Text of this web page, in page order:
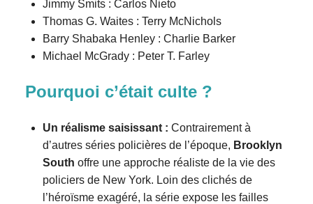
Jimmy Smits : Carlos Nieto
Thomas G. Waites : Terry McNichols
Barry Shabaka Henley : Charlie Barker
Michael McGrady : Peter T. Farley
Pourquoi c’était culte ?
Un réalisme saisissant : Contrairement à
d’autres séries policières de l’époque, Brooklyn
South offre une approche réaliste de la vie des
policiers de New York. Loin des clichés de
l’héroïsme exagéré, la série expose les failles